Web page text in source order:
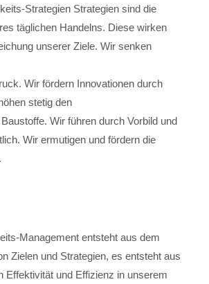
Strategien Strategien sind die
täglichen Handelns. Diese wirken
unserer Ziele. Wir senken
Wir fördern Innovationen durch
stetig den
Wir führen durch Vorbild und
Wir ermutigen und fördern die
Management entsteht aus dem
Zielen und Strategien, es entsteht aus
Effektivität und Effizienz in unserem